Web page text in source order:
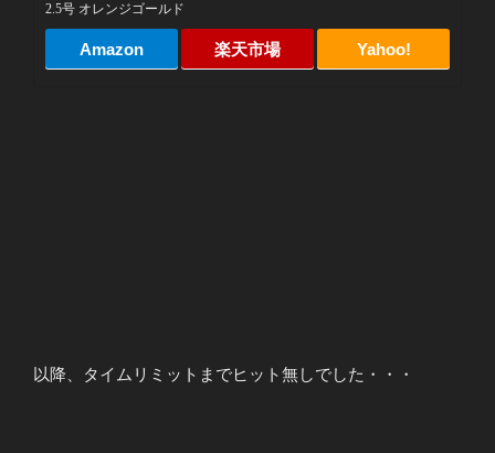
2.5号 オレンジゴールド
Amazon 楽天市場 Yahoo!
以降、タイムリミットまでヒット無しでした・・・